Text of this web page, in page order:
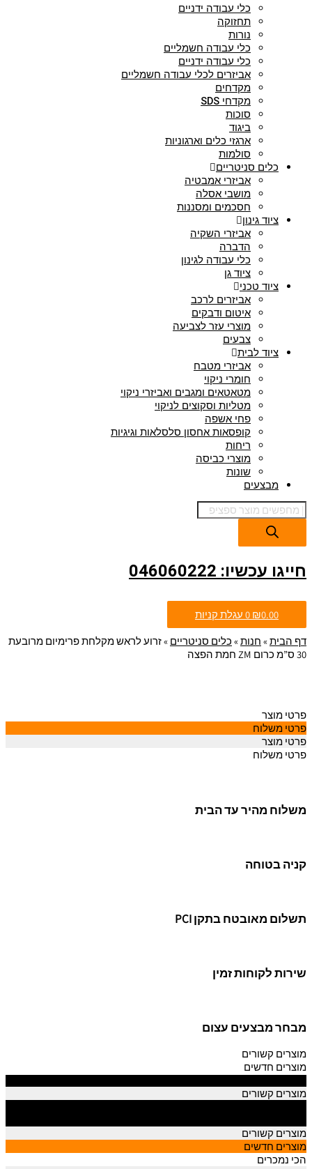
כלי עבודה ידניים
תחזוקה
נורות
כלי עבודה חשמליים
כלי עבודה ידניים
אביזרים לכלי עבודה חשמליים
מקדחים
מקדחי SDS
סוכות
ביגוד
ארגזי כלים וארגוניות
סולמות
כלים סניטריים
אביזרי אמבטיה
מושבי אסלה
חסכמים ומסננות
ציוד גינון
אביזרי השקיה
הדברה
כלי עבודה לגינון
ציוד גן
ציוד טכני
אביזרים לרכב
איטום ודבקים
מוצרי עזר לצביעה
צבעים
ציוד לבית
אביזרי מטבח
חומרי ניקוי
מטאטאים ומגבים ואביזרי ניקוי
מטליות וסקוצים לניקוי
פחי אשפה
קופסאות אחסון סלסלאות וגיגיות
ריחות
מוצרי כביסה
שונות
מבצעים
חייגו עכשיו: 046060222
₪0.00
0 עגלת קניות
דף הבית» חנות» כלים סניטריים »זרוע לראש מקלחת פרימיום מרובעת
30 ס”מ כרום ZM חמת הפצה
פרטי מוצר
פרטי משלוח
פרטי מוצר
פרטי משלוח
משלוח מהיר עד הבית
קניה בטוחה
תשלום מאובטח בתקן PCI
שירות לקוחות זמין
מבחר מבצעים עצום
מוצרים קשורים
מוצרים חדשים
מוצרים קשורים
מוצרים קשורים
מוצרים חדשים
הכי נמכרים